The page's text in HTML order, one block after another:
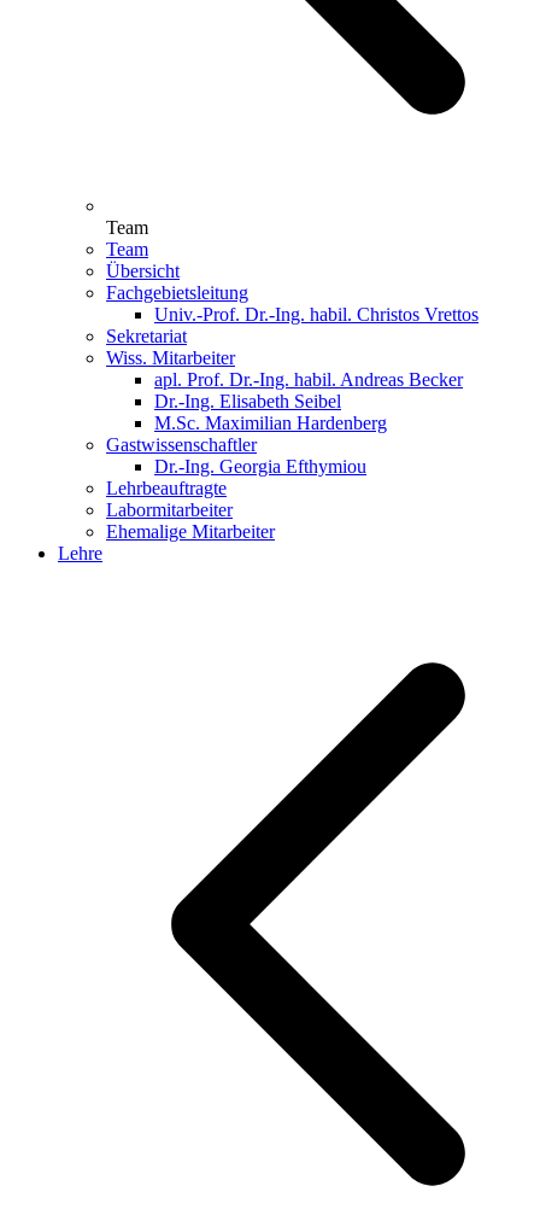
Team
Team
Übersicht
Fachgebietsleitung
Univ.-Prof. Dr.-Ing. habil. Christos Vrettos
Sekretariat
Wiss. Mitarbeiter
apl. Prof. Dr.-Ing. habil. Andreas Becker
Dr.-Ing. Elisabeth Seibel
M.Sc. Maximilian Hardenberg
Gastwissenschaftler
Dr.-Ing. Georgia Efthymiou
Lehrbeauftragte
Labormitarbeiter
Ehemalige Mitarbeiter
Lehre